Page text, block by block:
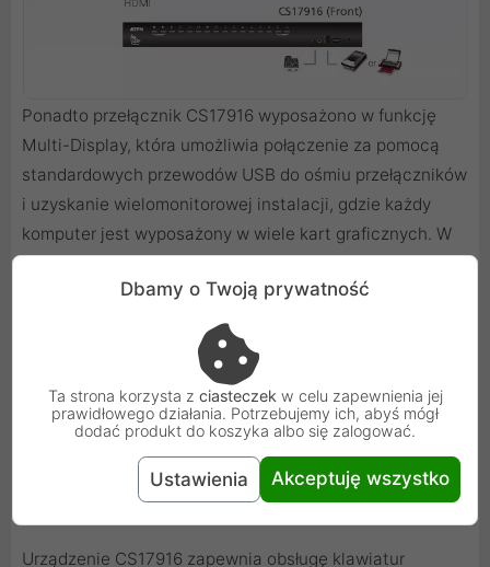
Ponadto przełącznik CS17916 wyposażono w funkcję
Multi-Display, która umożliwia połączenie za pomocą
standardowych przewodów USB do ośmiu przełączników
i uzyskanie wielomonitorowej instalacji, gdzie każdy
komputer jest wyposażony w wiele kart graficznych. W
ten sposób można zestawiać, analizować i monitorować
wyjścia wizyjne w wygodny sposób, znacznie
upraszczając środowisko pracy.
Ponadto urządzenie CS17916 jest wyposażone w funkcję
menu ekranowego (OSD) firmy ATEN z dostępem do
dowolnego komputera w ramach danej instalacji. Menu
ekranowe umożliwia także tworzenie kopii, zapisywanie i
- w razie konieczności - przywracanie ustawień OSD.
Urządzenie CS17916 zapewnia obsługę klawiatur
Dbamy o Twoją prywatność
Ta strona korzysta z ciasteczek w celu zapewnienia jej
prawidłowego działania. Potrzebujemy ich, abyś mógł
dodać produkt do koszyka albo się zalogować.
Ustawienia Akceptuję wszystko